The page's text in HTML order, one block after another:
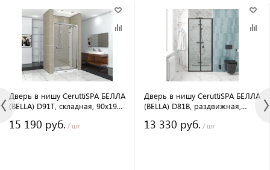
Дверь в нишу CeruttiSPA БЕЛЛА
(BELLA) D91T, складная, 90х195
15 190 руб. / шт
Дверь в нишу CeruttiSPA БЕЛЛА
(BELLA) D81B, раздвижная,
13 330 руб. / шт